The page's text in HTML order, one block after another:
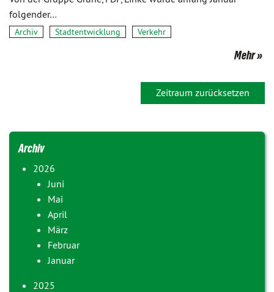
folgender…
Archiv Stadtentwicklung Verkehr
Mehr
Zeitraum zurücksetzen
Archiv
2026
Juni
Mai
April
März
Februar
Januar
2025